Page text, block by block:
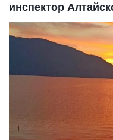
инспектор